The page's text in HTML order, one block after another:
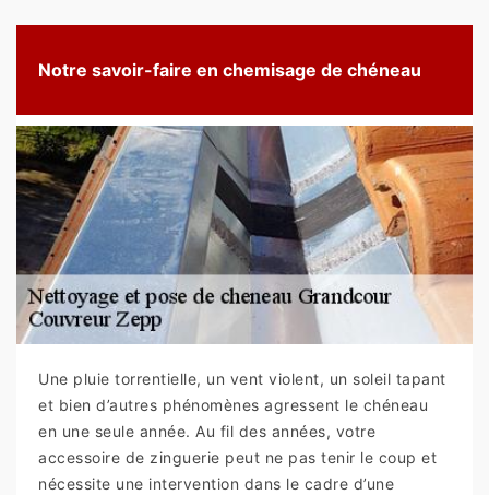
Notre savoir-faire en chemisage de chéneau
Une pluie torrentielle, un vent violent, un soleil tapant
et bien d’autres phénomènes agressent le chéneau
en une seule année. Au fil des années, votre
accessoire de zinguerie peut ne pas tenir le coup et
nécessite une intervention dans le cadre d’une